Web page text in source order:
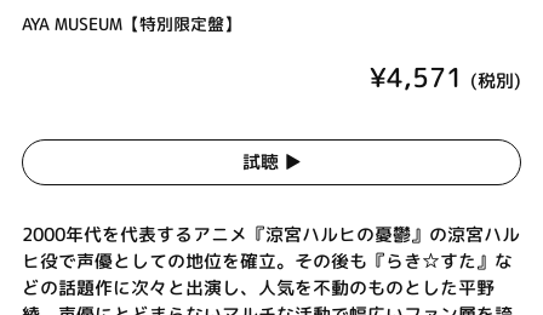
AYA MUSEUM【特別限定盤】
¥4,571 (税別)
試聴 ▶︎
2000年代を代表するアニメ『涼宮ハルヒの憂鬱』の涼宮ハル
ヒ役で声優としての地位を確立。その後も『らき☆すた』な
どの話題作に次々と出演し、人気を不動のものとした平野